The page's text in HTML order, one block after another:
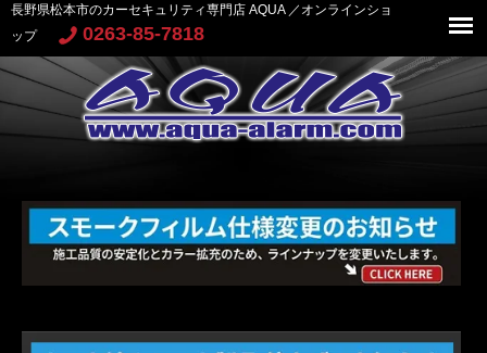
長野県松本市のカーセキュリティ専門店 AQUA ／オンラインショ
ップ
0263-85-7818